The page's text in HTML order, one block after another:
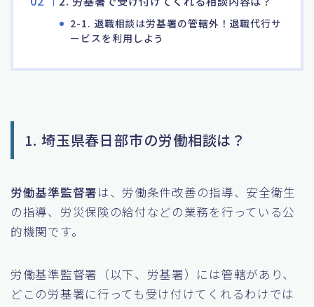
2-1. 退職相談は労基署の管轄外！退職代行サ
ービスを利用しよう
1. 埼玉県春日部市の労働相談は？
労働基準監督署は、労働条件改善の指導、安全衛生
の指導、労災保険の給付などの業務を行っている公
的機関です。
労働基準監督署（以下、労基署）には管轄があり、
どこの労基署に行っても受け付けてくれるわけでは